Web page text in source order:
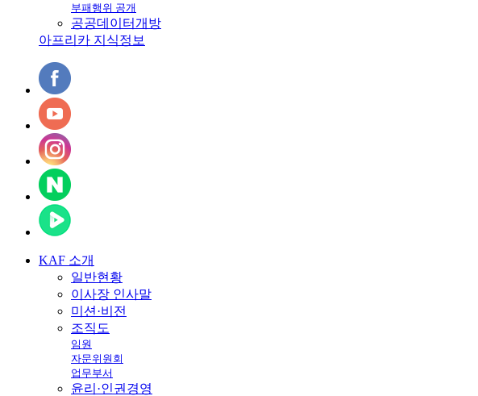
부패행위 공개
공공데이터개방
아프리카 지식정보
KAF 소개
일반현황
이사장 인사말
미션·비전
조직도
임원
자문위원회
업무부서
윤리·인권경영